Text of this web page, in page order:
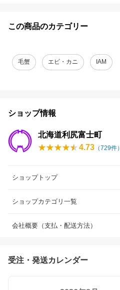
この商品のカテゴリー
毛蟹 エビ・カニ IAM
ショップ情報
北海道利尻富士町
4.73 （729件）
ショップトップ
ショップカテゴリ一覧
会社概要（支払・配送方法）
受注・発送カレンダー